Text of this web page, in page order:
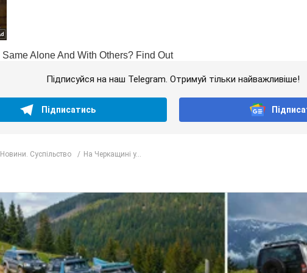
Підписуйся на наш Telegram. Отримуй тільки найважливіше!
Підписатись
Новини. Суспільство На Черкащині у...